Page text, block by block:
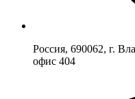
Россия, 690062, г.
офис 404